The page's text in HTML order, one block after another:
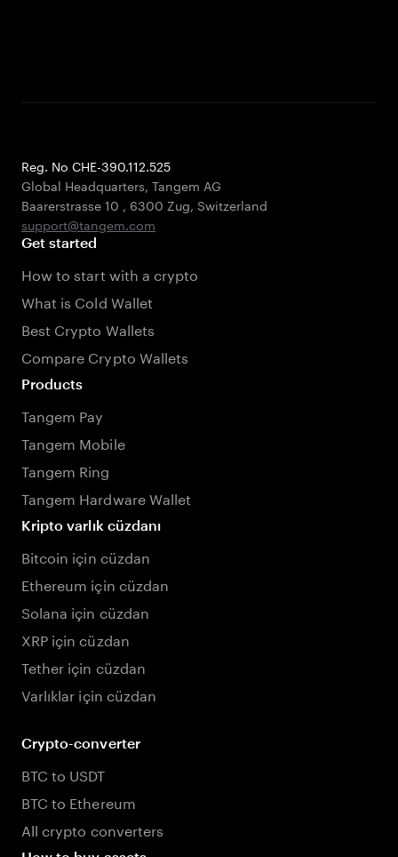
Reg. No CHE-390.112.525
Global Headquarters, Tangem AG
Baarerstrasse 10 , 6300 Zug, Switzerland
support@tangem.com
Get started
How to start with a crypto
What is Cold Wallet
Best Crypto Wallets
Compare Crypto Wallets
Products
Tangem Pay
Tangem Mobile
Tangem Ring
Tangem Hardware Wallet
Kripto varlık cüzdanı
Bitcoin için cüzdan
Ethereum için cüzdan
Solana için cüzdan
XRP için cüzdan
Tether için cüzdan
Varlıklar için cüzdan
Crypto-converter
BTC to USDT
BTC to Ethereum
All crypto converters